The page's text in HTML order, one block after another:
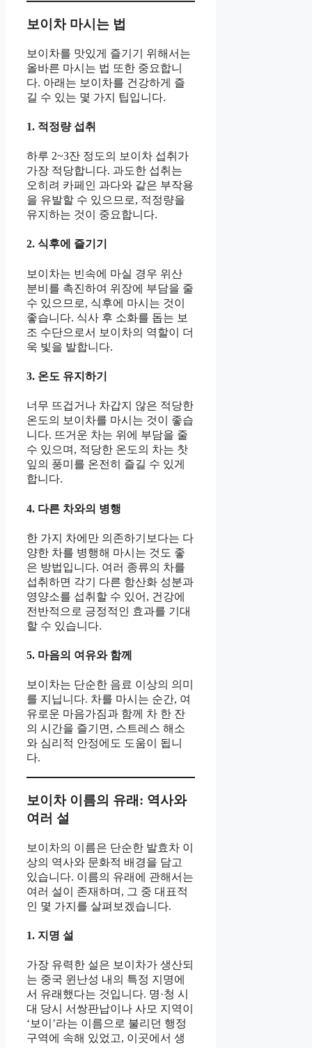
보이차 마시는 법
보이차를 맛있게 즐기기 위해서는
올바른 마시는 법 또한 중요합니
다. 아래는 보이차를 건강하게 즐
길 수 있는 몇 가지 팁입니다.
1. 적정량 섭취
하루 2~3잔 정도의 보이차 섭취가
가장 적당합니다. 과도한 섭취는
오히려 카페인 과다와 같은 부작용
을 유발할 수 있으므로, 적정량을
유지하는 것이 중요합니다.
2. 식후에 즐기기
보이차는 빈속에 마실 경우 위산
분비를 촉진하여 위장에 부담을 줄
수 있으므로, 식후에 마시는 것이
좋습니다. 식사 후 소화를 돕는 보
조 수단으로서 보이차의 역할이 더
욱 빛을 발합니다.
3. 온도 유지하기
너무 뜨겁거나 차갑지 않은 적당한
온도의 보이차를 마시는 것이 좋습
니다. 뜨거운 차는 위에 부담을 줄
수 있으며, 적당한 온도의 차는 찻
잎의 풍미를 온전히 즐길 수 있게
합니다.
4. 다른 차와의 병행
한 가지 차에만 의존하기보다는 다
양한 차를 병행해 마시는 것도 좋
은 방법입니다. 여러 종류의 차를
섭취하면 각기 다른 항산화 성분과
영양소를 섭취할 수 있어, 건강에
전반적으로 긍정적인 효과를 기대
할 수 있습니다.
5. 마음의 여유와 함께
보이차는 단순한 음료 이상의 의미
를 지닙니다. 차를 마시는 순간, 여
유로운 마음가짐과 함께 차 한 잔
의 시간을 즐기면, 스트레스 해소
와 심리적 안정에도 도움이 됩니
다.
보이차 이름의 유래: 역사와
여러 설
보이차의 이름은 단순한 발효차 이
상의 역사와 문화적 배경을 담고
있습니다. 이름의 유래에 관해서는
여러 설이 존재하며, 그 중 대표적
인 몇 가지를 살펴보겠습니다.
1. 지명 설
가장 유력한 설은 보이차가 생산되
는 중국 윈난성 내의 특정 지명에
서 유래했다는 것입니다. 명·청 시
대 당시 서쌍판납이나 사모 지역이
‘보이’라는 이름으로 불리던 행정
구역에 속해 있었고, 이곳에서 생